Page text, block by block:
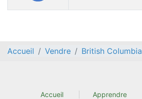
Accueil Vendre British Columbia
Accueil Apprendre